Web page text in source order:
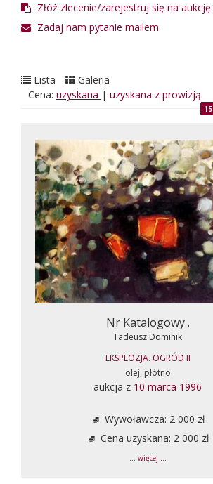
Złóż zlecenie/zarejestruj się na aukcję
Zadaj nam pytanie mailem
Lista
Galeria
Cena: uzyskana | uzyskana z prowizją
15
Nr Katalogowy .
Tadeusz Dominik
EKSPLOZJA. OGRÓD II
olej, płótno
aukcja z 10 marca 1996
Wywoławcza: 2 000 zł
Cena uzyskana: 2 000 zł
... więcej ...